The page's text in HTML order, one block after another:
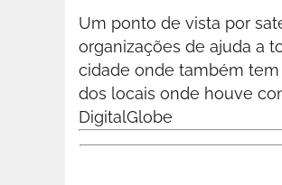
Um ponto de vista por
organizações de ajuda a
cidade onde também tem
dos locais onde houve
DigitalGlobe